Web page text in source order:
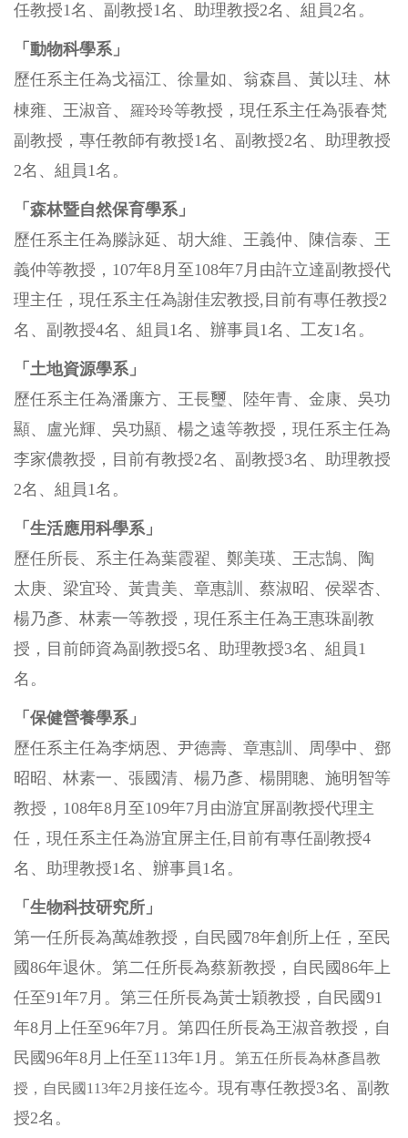
任教授1名、副教授1名、助理教授2名、組員2名。
「動物科學系」
歷任系主任為戈福江、徐量如、翁森昌、黃以珪、林
棟雍、王淑音、 羅玲玲等教授，現任系主任為張春梵
副教授，專任教師有教授1名、副教授2名、助理教授
2名、組員1名。
「森林暨自然保育學系」
歷任系主任為滕詠延、胡大維、王義仲、陳信泰、王
義仲等教授，107年8月至108年7月由許立達副教授代
理主任，現任系主任為謝佳宏教授,目前有專任教授2
名、副教授4名、組員1名、辦事員1名、 工友1名。
「土地資源學系」
歷任系主任為潘廉方、王長璽、陸年青、金康、吳功
顯、盧光輝、吳功顯、 楊之遠等教授，現任系主任為
李家儂教授，目前有教授2名、副教授3名、助理教授
2名、組員1名。
「生活應用科學系」
歷任所長、系主任為葉霞翟、鄭美瑛、王志鵠、陶
太庚、梁宜玲、黃貴美、章惠訓、蔡淑昭、侯翠杏、
楊乃彥、 林素一等教授，現任系主任為王惠珠副教
授 ，目前師資為副教授5名、助理教授3名、組員1
名。
「保健營養學系」
歷任系主任為李炳恩、尹德壽、章惠訓、周學中、鄧
昭昭、林素一、張國清、楊乃彥、楊開聰、 施明智等
教授，108年8月至109年7月由游宜屏副教授代理主
任，現任系主任為游宜屏主任,目前有專任副教授4
名 、 助理教授1名、 辦事員1名 。
「生物科技研究所」
第一任所長為萬雄教授，自民國78年創所上任，至民
國86年退休。第二任所長為蔡新教授，自民國86年上
任至91年7月。第三任所長為黃士穎教授，自民國91
年8月上任至96年7月。第四任所長為王淑音教授，自
民國96年8月上任至113年1月。 第五任所長為林彥昌教
授，自民國113年2月接任迄今。 現有專任教授3名、副教
授2名。